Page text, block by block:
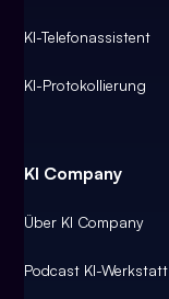
KI-Telefonassistent
KI-Protokollierung
KI Company
Über KI Company
Podcast KI-Werkstatt